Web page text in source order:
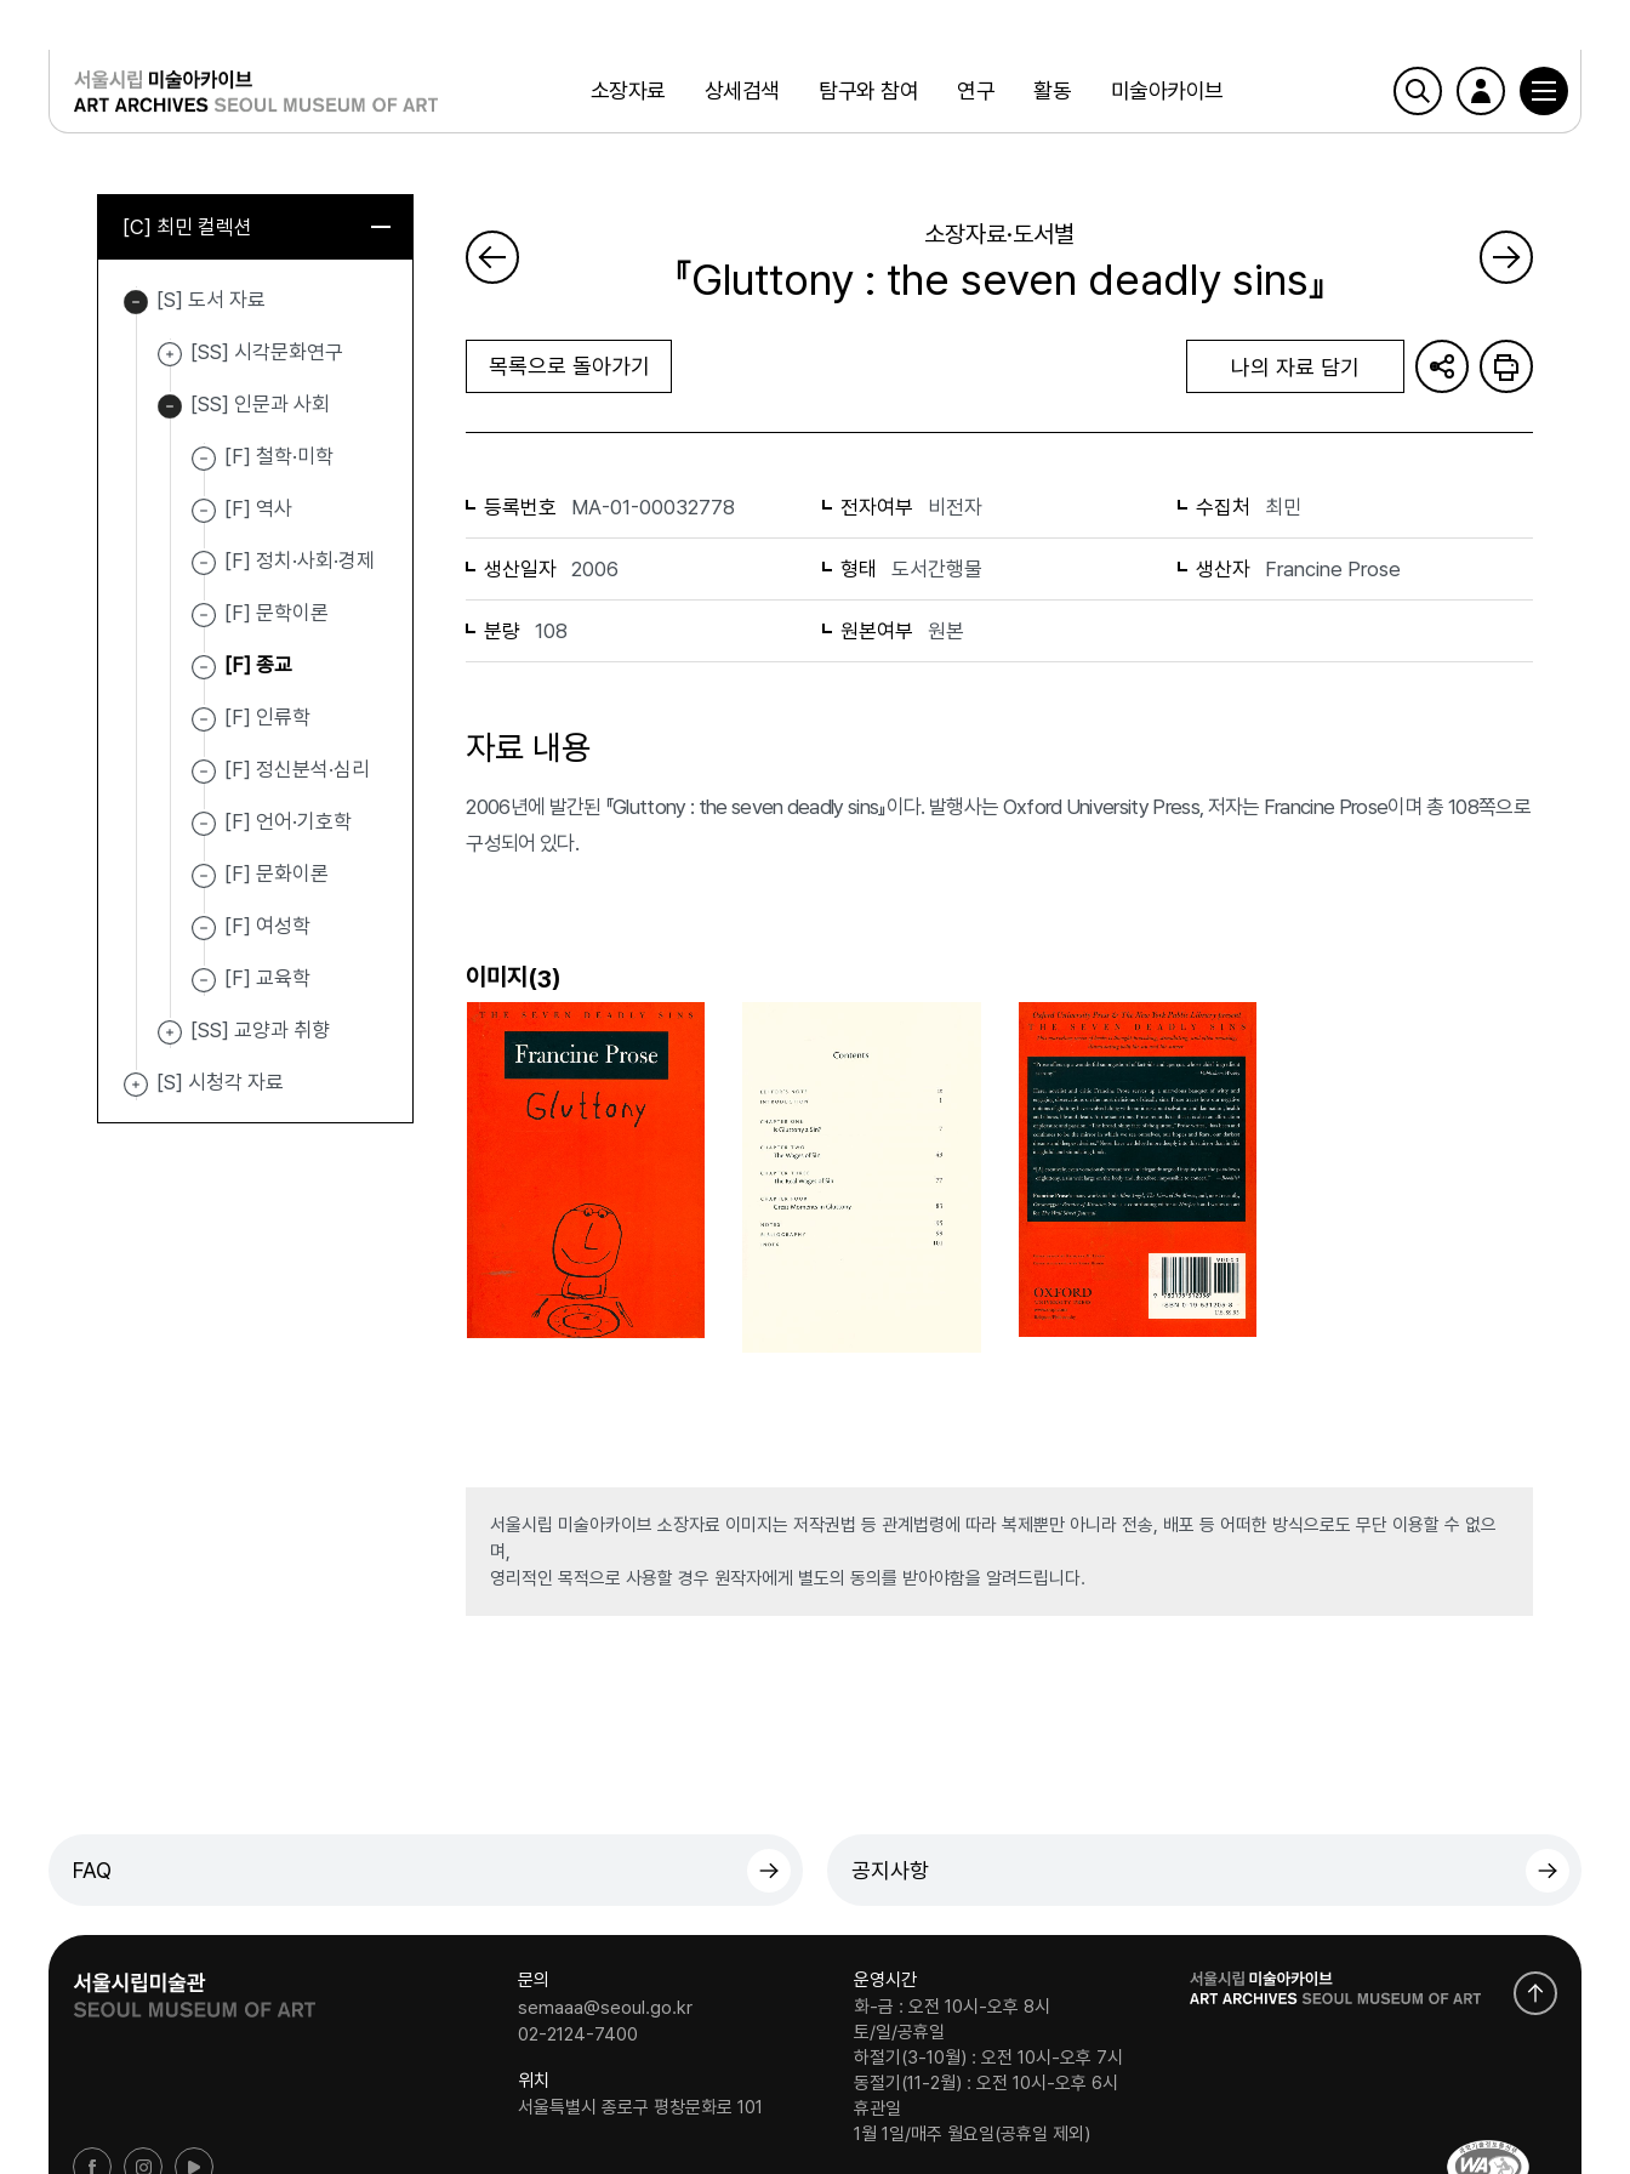
소장자료 상세검색 탐구와 참여 연구 활동 미술아카이브
검색
로그인
[C] 최민 컬렉션
[S] 도서 자료
[SS] 시각문화연구
[SS] 인문과 사회
[F] 철학·미학
[F] 역사
[F] 정치·사회·경제
[F] 문학이론
[F] 종교
[F] 인류학
[F] 정신분석·심리
[F] 언어·기호학
[F] 문화이론
[F] 여성학
[F] 교육학
[SS] 교양과 취향
[S] 시청각 자료
소장자료·도서별
『Gluttony : the seven deadly sins』
목록으로 돌아가기 나의 자료 담기
등록번호 MA-01-00032778 전자여부 비전자 수집처 최민
생산일자 2006 형태 도서간행물 생산자 Francine Prose
분량 108 원본여부 원본
자료 내용
2006년에 발간된 『Gluttony : the seven deadly sins』이다. 발행사는 Oxford University Press, 저자는 Francine Prose이며 총 108쪽으로
구성되어 있다.
이미지(3)
서울시립 미술아카이브 소장자료 이미지는 저작권법 등 관계법령에 따라 복제뿐만 아니라 전송, 배포 등 어떠한 방식으로도 무단 이용할 수 없으
며,
영리적인 목적으로 사용할 경우 원작자에게 별도의 동의를 받아야함을 알려드립니다.
FAQ 공지사항
문의
semaaa@seoul.go.kr
02-2124-7400
위치
서울특별시 종로구 평창문화로 101
운영시간
화-금 : 오전 10시-오후 8시
토/일/공휴일
하절기(3-10월) : 오전 10시-오후 7시
동절기(11-2월) : 오전 10시-오후 6시
휴관일
1월 1일/매주 월요일(공휴일 제외)
로
고